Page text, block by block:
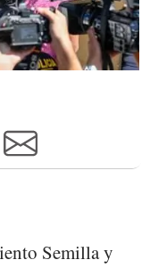
Semilla y